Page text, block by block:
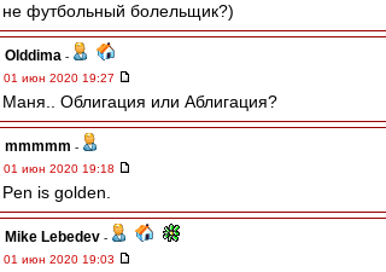
не футбольный болельщик?)
Olddima -
01 июн 2020 19:27
Маня.. Облигация или Аблигация?
mmmmm -
01 июн 2020 19:18
Pen is golden.
Mike Lebedev -
01 июн 2020 19:03